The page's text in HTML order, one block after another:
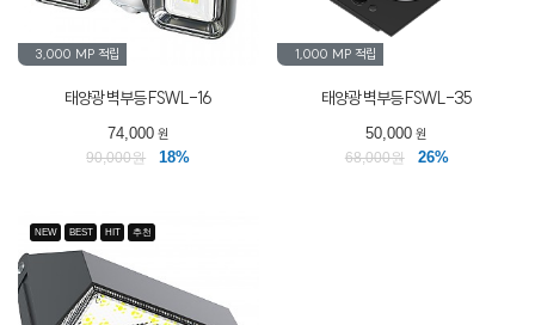
3,000 MP 적립
태양광 벽부등 FSWL-16
74,000원
90,000원
18%
1,000 MP 적립
태양광 벽부등 FSWL-35
50,000 원
68,000원
26%
NEW BEST HIT 추천